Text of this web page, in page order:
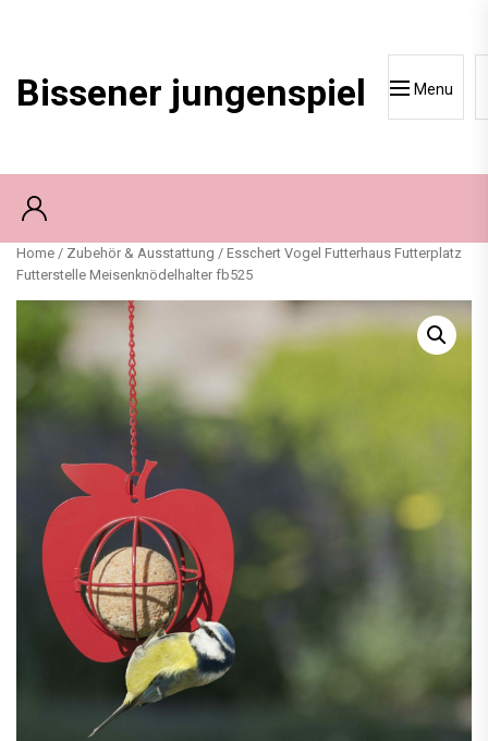
Bissener jungenspiel Menu
Home / Zubehör & Ausstattung / Esschert Vogel Futterhaus Futterplatz
Futterstelle Meisenknödelhalter fb525